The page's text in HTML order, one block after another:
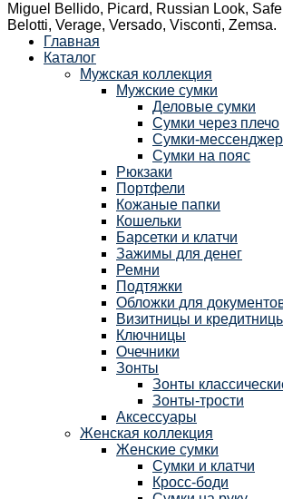
Miguel Bellido, Picard, Russian Look,
Belotti, Verage, Versado, Visconti, Zemsa.
Главная
Каталог
Мужская коллекция
Мужские сумки
Деловые сумки
Сумки через плечо
Сумки-
Сумки на пояс
Рюкзаки
Портфели
Кожаные папки
Кошельки
Барсетки и клатчи
Зажимы для денег
Ремни
Подтяжки
Обложки для
Визитницы и
Ключницы
Очечники
Зонты
Зонты
Зонты-трости
Аксессуары
Женская коллекция
Женские сумки
Сумки и клатчи
Кросс-боди